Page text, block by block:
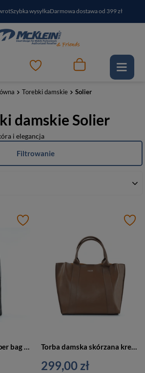
Szybka wysyłkaDarmowa dostawa od 399 zł
30 dniZapisz się do newslettera i odbierz RABAT
Torebki damskie Solier
damskie Solier
i elegancja
Filtrowanie
Torba damska shopper bag czarna torebka - FL29 ELVORIA BL Torba damska skórzana kremowa shopper bag - FL30 SERENA COFFEE
299,00 zł